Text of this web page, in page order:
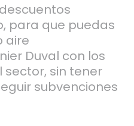
para que puedas
aire
Duval con los
sector, sin tener
subvenciones